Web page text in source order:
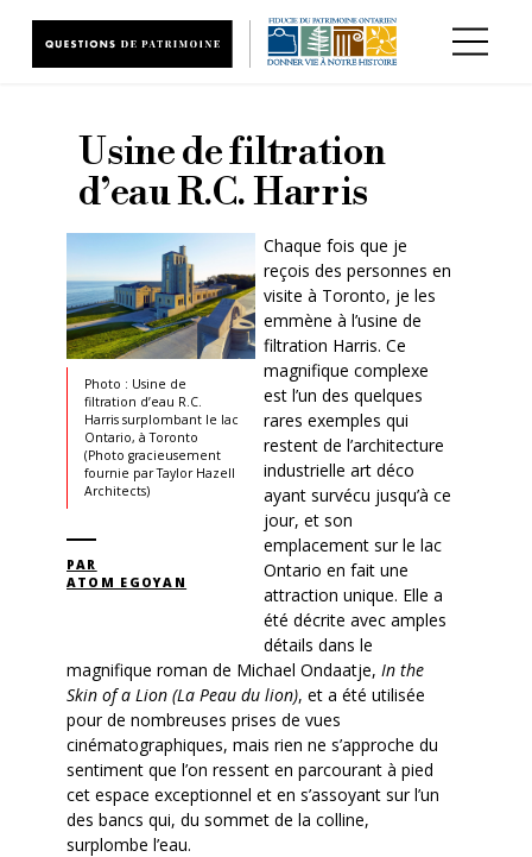
Usine de filtration
d’eau R.C. Harris
Photo : Usine de
filtration d’eau R.C.
Harris surplombant le lac
Ontario, à Toronto
(Photo gracieusement
fournie par Taylor Hazell
Architects)
PAR
ATOM EGOYAN
Chaque fois que je
reçois des personnes en
visite à Toronto, je les
emmène à l’usine de
filtration Harris. Ce
magnifique complexe
est l’un des quelques
rares exemples qui
restent de l’architecture
industrielle art déco
ayant survécu jusqu’à ce
jour, et son
emplacement sur le lac
Ontario en fait une
attraction unique. Elle a
été décrite avec amples
détails dans le
magnifique roman de Michael Ondaatje, In the
Skin of a Lion (La Peau du lion), et a été utilisée
pour de nombreuses prises de vues
cinématographiques, mais rien ne s’approche du
sentiment que l’on ressent en parcourant à pied
cet espace exceptionnel et en s’assoyant sur l’un
des bancs qui, du sommet de la colline,
surplombe l’eau.